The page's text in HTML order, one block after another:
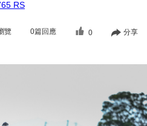
RS
覽 0篇回應 0 分享